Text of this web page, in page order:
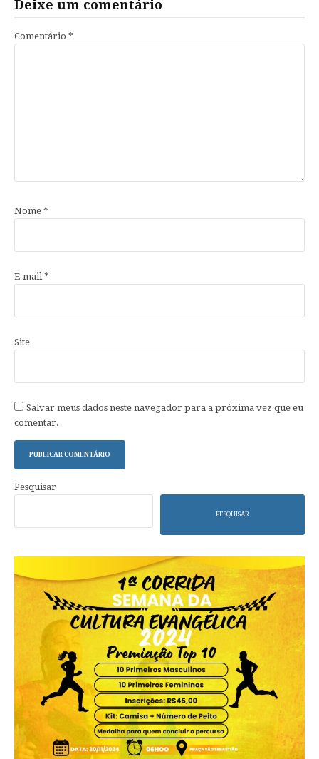
Deixe um comentário
Comentário *
Nome *
E-mail*
Site
Salvar meus dados neste navegador para a próxima vez que eu
comentar.
Pesquisar
PESQUISAR